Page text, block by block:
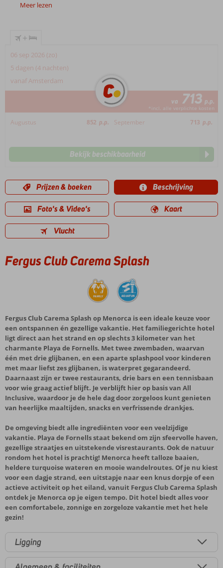
Meer lezen
+
06 sep 2026 (zo)
5 dagen (4 nachten)
vanaf Amsterdam
va 713 p.p.
*incl. alle verplichte kosten
Augustus 852 p.p. September 713 p.p.
Bekijk beschikbaarheid
Prijzen & boeken Beschrijving
Foto's & Video's Kaart
Vlucht
Fergus Club Carema Splash
Fergus Club Carema Splash op Menorca is een ideale keuze voor
een ontspannen én gezellige vakantie. Het familiegerichte hotel
ligt direct aan het strand en op slechts 3 kilometer van het
charmante Playa de Fornells. Met twee zwembaden, waarvan
één met drie glijbanen, en een aparte splashpool voor kinderen
met maar liefst zes glijbanen, is waterpret gegarandeerd.
Daarnaast zijn er twee restaurants, drie bars en een tennisbaan
voor wie graag actief blijft. Je verblijft hier op basis van All
Inclusive, waardoor je de hele dag door zorgeloos kunt genieten
van heerlijke maaltijden, snacks en verfrissende drankjes.
De omgeving biedt alle ingrediënten voor een veelzijdige
vakantie. Playa de Fornells staat bekend om zijn sfeervolle haven,
gezellige straatjes en uitstekende visrestaurants. Ook de natuur
rondom het hotel is prachtig! Menorca heeft talloze baaien,
heldere turquoise wateren en mooie wandelroutes. Of je nu kiest
voor een dagje strand, een uitstapje naar een knus dorpje of een
actieve activiteit op het eiland, vanuit Fergus Club Carema Splash
ontdek je Menorca op je eigen tempo. Dit hotel biedt alles voor
een comfortabele, zonnige en zorgeloze vakantie met het hele
gezin!
Ligging